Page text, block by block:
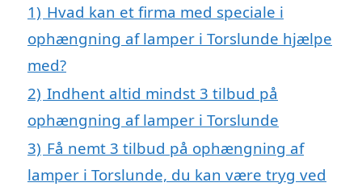
1) Hvad kan et firma med speciale i
ophængning af lamper i Torslunde hjælpe
med?
2) Indhent altid mindst 3 tilbud på
ophængning af lamper i Torslunde
3) Få nemt 3 tilbud på ophængning af
lamper i Torslunde, du kan være tryg ved